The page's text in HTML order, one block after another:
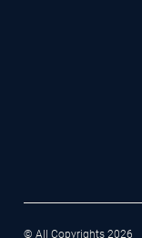
© All Copyrights 2026